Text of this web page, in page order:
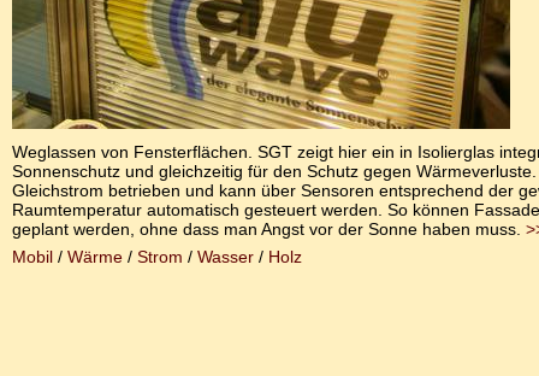
Weglassen von Fensterflächen. SGT zeigt hier ein in Isolierglas
Sonnenschutz und gleichzeitig für den Schutz gegen
Gleichstrom betrieben und kann über Sensoren entsprechend der
Raumtemperatur automatisch gesteuert werden. So können
geplant werden, ohne dass man Angst vor der Sonne haben muss.
Mobil / Wärme / Strom / Wasser / Holz